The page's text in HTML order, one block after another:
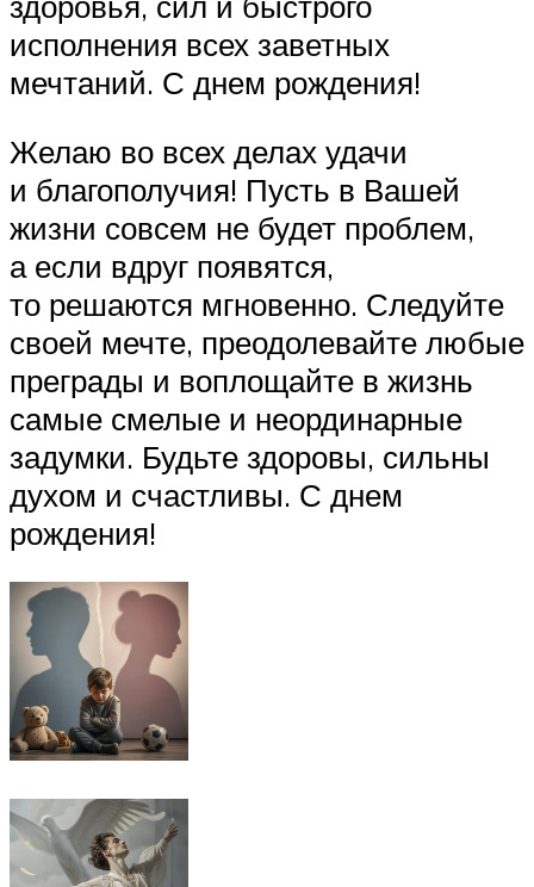
исполнения всех заветных
мечтаний. С днем рождения!
Желаю во всех делах удачи
и благополучия! Пусть в Вашей
жизни совсем не будет проблем,
а если вдруг появятся,
то решаются мгновенно. Следуйте
своей мечте, преодолевайте любые
преграды и воплощайте в жизнь
самые смелые и неординарные
задумки. Будьте здоровы, сильны
духом и счастливы. С днем
рождения!